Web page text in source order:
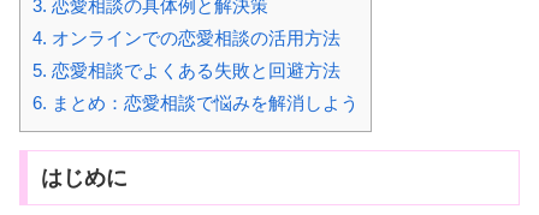
3. 恋愛相談の具体例と解決策
4. オンラインでの恋愛相談の活用方法
5. 恋愛相談でよくある失敗と回避方法
6. まとめ：恋愛相談で悩みを解消しよう
はじめに